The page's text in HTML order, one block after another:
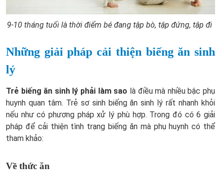
9-10 tháng tuổi là thời điểm bé đang tập bò, tập đứng, tập đi
Những giải pháp cải thiện biếng ăn sinh
lý
Trẻ biếng ăn sinh lý phải làm sao là điều mà nhiều bậc phụ
huynh quan tâm. Trẻ sơ sinh biếng ăn sinh lý rất nhanh khỏi
nếu như có phương pháp xử lý phù hợp. Trong đó có 6 giải
pháp để cải thiện tình trạng biếng ăn mà phụ huynh có thể
tham khảo:
Về thức ăn